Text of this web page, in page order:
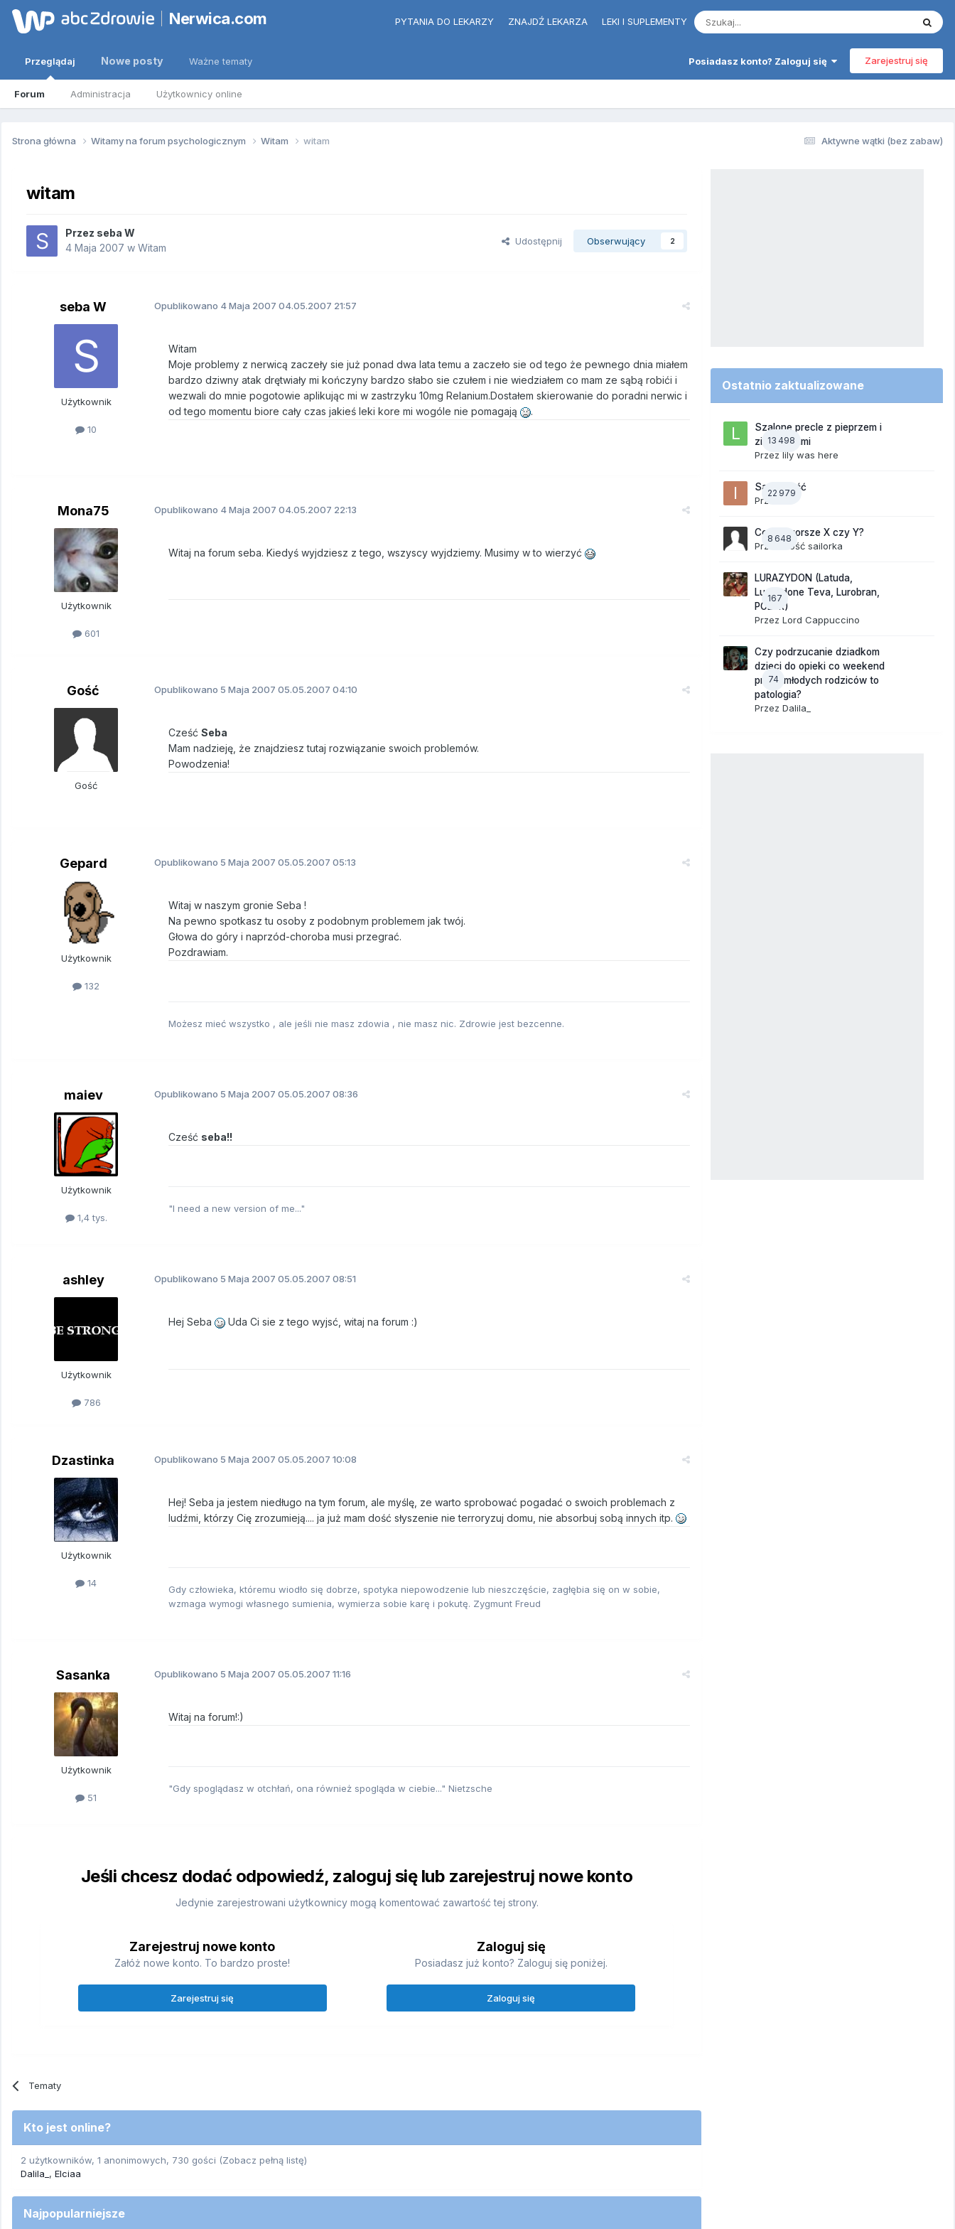
Nerwica.com PYTANIA DO LEKARZY ZNAJDŹ LEKARZA LEKI I SUPLEMENTY
Posiadasz konto? Zaloguj się Zarejestruj się
Przeglądaj
Forum Administracja Użytkownicy online
Nowe posty Ważne tematy
Aktywne wątki (bez zabaw)
Strona główna Witamy na forum psychologicznym Witam witam
witam
Przez seba W
4 Maja 2007 w Witam
Udostępnij Obserwujący 2
seba W
Użytkownik
10
Opublikowano 4 Maja 2007 04.05.2007 21:57
Witam
Moje problemy z nerwicą zaczeły sie już ponad dwa lata temu a zaczeło sie od tego że pewnego dnia miałem
bardzo dziwny atak drętwiały mi kończyny bardzo słabo sie czułem i nie wiedziałem co mam ze sąbą robići i
wezwali do mnie pogotowie aplikując mi w zastrzyku 10mg Relanium.Dostałem skierowanie do poradni nerwic i
od tego momentu biore cały czas jakieś leki kore mi wogóle nie pomagają
.
Mona75
Użytkownik
601
Opublikowano 4 Maja 2007 04.05.2007 22:13
Witaj na forum seba. Kiedyś wyjdziesz z tego, wszyscy wyjdziemy. Musimy w to wierzyć
Gość
Gość
Opublikowano 5 Maja 2007 05.05.2007 04:10
Cześć Seba
Mam nadzieję, że znajdziesz tutaj rozwiązanie swoich problemów.
Powodzenia!
Gepard
Użytkownik
132
Opublikowano 5 Maja 2007 05.05.2007 05:13
Witaj w naszym gronie Seba !
Na pewno spotkasz tu osoby z podobnym problemem jak twój.
Głowa do góry i naprzód-choroba musi przegrać.
Pozdrawiam.
Możesz mieć wszystko , ale jeśli nie masz zdowia , nie masz nic. Zdrowie jest bezcenne.
maiev
Użytkownik
1,4 tys.
Opublikowano 5 Maja 2007 05.05.2007 08:36
Cześć seba!!
"I need a new version of me..."
ashley
Użytkownik
786
Opublikowano 5 Maja 2007 05.05.2007 08:51
Hej Seba Uda Ci sie z tego wyjsć, witaj na forum :)
Dzastinka
Użytkownik
14
Opublikowano 5 Maja 2007 05.05.2007 10:08
Hej! Seba ja jestem niedługo na tym forum, ale myślę, ze warto sprobować pogadać o swoich problemach z
ludźmi, którzy Cię zrozumieją.... ja już mam dość słyszenie nie terroryzuj domu, nie absorbuj sobą innych itp.
Gdy człowieka, któremu wiodło się dobrze, spotyka niepowodzenie lub nieszczęście, zagłębia się on w sobie,
wzmaga wymogi własnego sumienia, wymierza sobie karę i pokutę. Zygmunt Freud
Sasanka
Użytkownik
51
Opublikowano 5 Maja 2007 05.05.2007 11:16
Witaj na forum!:)
"Gdy spoglądasz w otchłań, ona również spogląda w ciebie..." Nietzsche
Jeśli chcesz dodać odpowiedź, zaloguj się lub zarejestruj nowe konto
Jedynie zarejestrowani użytkownicy mogą komentować zawartość tej strony.
Zarejestruj nowe konto
Załóż nowe konto. To bardzo proste!
Zarejestruj się
Zaloguj się
Posiadasz już konto? Zaloguj się poniżej.
Zaloguj się
Tematy
Kto jest online?
2 użytkowników, 1 anonimowych, 730 gości (Zobacz pełną listę)
Dalila_
Elciaa
Najpopularniejsze
Ostatnio zaktualizowane
13 498
Szalone precle z pieprzem i
ziemniakami
Przez lily was here
22 979
Samotność
Przez
8 648
Co jest gorsze X czy Y?
Przez Gość sailorka
167
LURAZYDON (Latuda,
Lurasidone Teva, Lurobran,
POLUR)
Przez Lord Cappuccino
74
Czy podrzucanie dziadkom
dzieci do opieki co weekend
przez młodych rodziców to
patologia?
Przez Dalila_